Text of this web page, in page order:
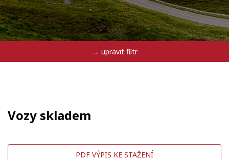
→ upravit filtr
Vozy skladem
PDF VÝPIS KE STAŽENÍ